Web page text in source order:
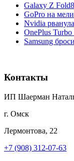
Galaxy Z
GoPro на
Nvidia
OnePlus
Samsung
Контакты
ИП Шаерман
г. Омск
Лермонтова, 22
+7 (908) 312-07-63